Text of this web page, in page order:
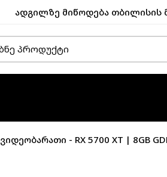
ადგილზე მიწოდება თბილისის
ვიდეობარათი - RX 5700 XT | 8GB